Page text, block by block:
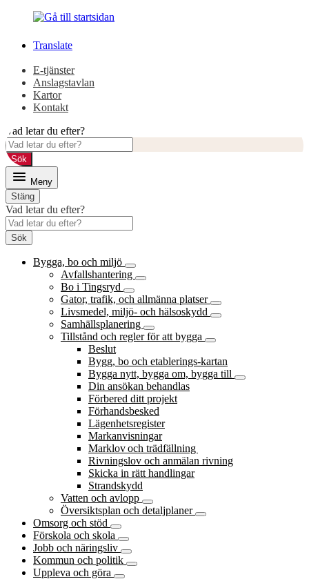
innehåll
huvudmeny
Translate
E-tjänster
Anslagstavlan
Kartor
Kontakt
Vad letar du efter?
Sök
Meny
Stäng
Vad letar du efter?
Sök
Bygga, bo och miljö
Avfallshantering
Bo i Tingsryd
Gator, trafik, och allmänna platser
Livsmedel, miljö- och hälsoskydd
Samhällsplanering
Tillstånd och regler för att bygga
Beslut
Bygg, bo och etablerings-kartan
Bygga nytt, bygga om, bygga till
Din ansökan behandlas
Förbered ditt projekt
Förhandsbesked
Lägenhetsregister
Markanvisningar
Marklov och trädfällning
Rivningslov och anmälan rivning
Skicka in rätt handlingar
Strandskydd
Vatten och avlopp
Översiktsplan och detaljplaner
Omsorg och stöd
Förskola och skola
Jobb och näringsliv
Kommun och politik
Uppleva och göra